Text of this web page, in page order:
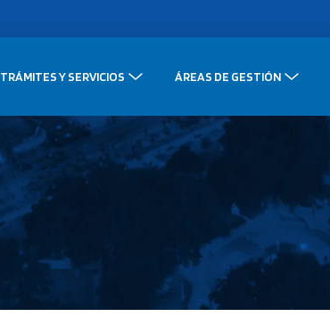
TRÁMITES Y SERVICIOS ÁREAS DE GESTIÓN